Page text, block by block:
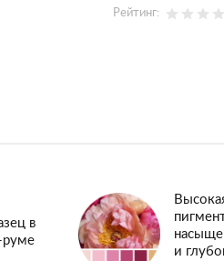
Рейтинг:
в
и